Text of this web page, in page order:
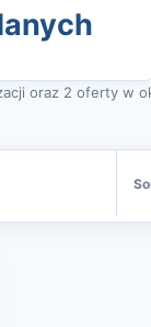
oraz 2 oferty w